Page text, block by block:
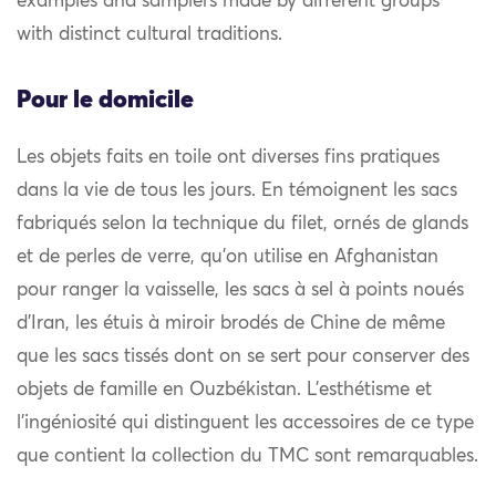
with distinct cultural traditions.
Pour le domicile
Les objets faits en toile ont diverses fins pratiques
dans la vie de tous les jours. En témoignent les sacs
fabriqués selon la technique du filet, ornés de glands
et de perles de verre, qu’on utilise en Afghanistan
pour ranger la vaisselle, les sacs à sel à points noués
d’Iran, les étuis à miroir brodés de Chine de même
que les sacs tissés dont on se sert pour conserver des
objets de famille en Ouzbékistan. L’esthétisme et
l’ingéniosité qui distinguent les accessoires de ce type
que contient la collection du TMC sont remarquables.